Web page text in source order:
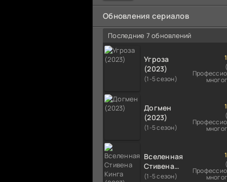
намного
Обновления сериалов
Последние 7 обновлений
Угроза
(2023)
(1-5 сезон)
Догмен
(2023)
(1-5 сезон)
Вселенная
Стивена
Кинга
(1-5 сезон)